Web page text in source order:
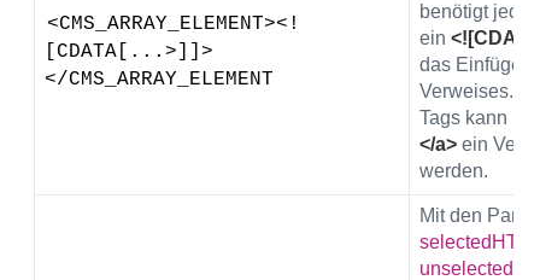
<CMS_ARRAY_ELEMENT><!
[CDATA[...>]]>
</CMS_ARRAY_ELEMENT
benötigt
ein
das Einfügen
Verweises.
Tags kann
</a> ein
werden.
Mit den